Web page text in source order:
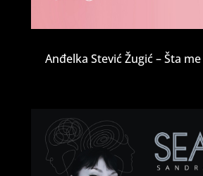
Anđelka Stević Žugić – Šta